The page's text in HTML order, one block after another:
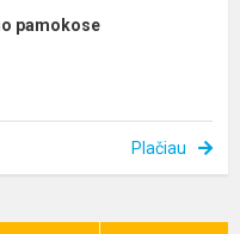
pamokose
Plačiau